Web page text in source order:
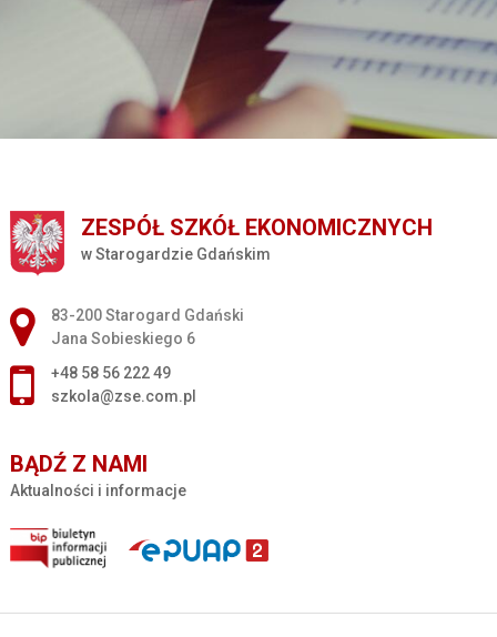
ZESPÓŁ SZKÓŁ EKONOMICZNYCH
w Starogardzie Gdańskim
Adres pocztowy:
83-200 Starogard Gdański
Jana Sobieskiego 6
+48 58 56 222 49
szkola@zse.com.pl
BĄDŹ Z NAMI
Aktualności i informacje